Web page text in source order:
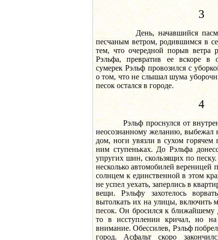
3
День, начавшийся
песчаным ветром, родившимся в
тем, что очередной порыв ветра
Рэльфа, превратив ее вскоре в
сумерек Рэльф провозился с
о том, что не слышал шума
песок остался в городе.
4
Рэльф проснулся от
неосознанному желанию, выбежал
дом, ноги увязли в сухом горячем
ним ступеньках. До Рэльфа
упругих шин, скользящих по
несколько автомобилей вереницей
солнцем к единственной в этом
не успел уехать, заперлись в
вещи. Рэльфу захотелось
вытолкать их на улицы, включить
песок. Он бросился к ближайшему
то в исcтуплении кричал, но
внимание. Обессилев, Рэльф побрел
город. Асфальт скоро